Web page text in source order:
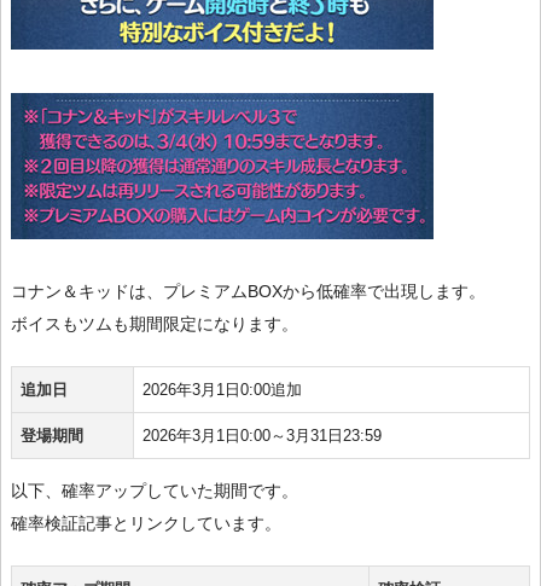
コナン＆キッドは、プレミアムBOXから低確率で出現します。
ボイスもツムも期間限定になります。
追加日 2026年3月1日0:00追加
登場期間 2026年3月1日0:00～3月31日23:59
以下、確率アップしていた期間です。
確率検証記事とリンクしています。